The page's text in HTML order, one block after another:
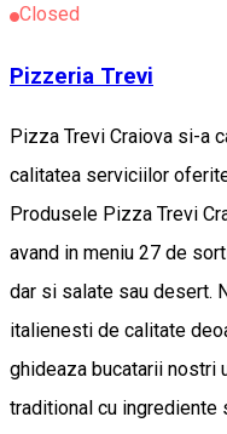
Closed
Pizzeria Trevi
Pizza Trevi Craiova si-a
calitatea serviciilor
Produsele Pizza Trevi
avand in meniu 27 de
dar si salate sau desert.
italienesti de calitate
ghideaza bucatarii nostri
traditional cu ingrediente